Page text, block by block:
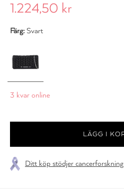
1.224,50 kr
Färg: Svart
3 kvar online
Ditt köp stödjer cancerforskning